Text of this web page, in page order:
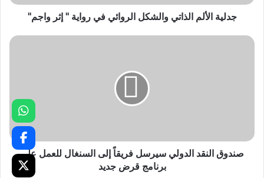
جدلية الألم الذاتي والشكل الروائي في رواية " إثر واجم"
صندوق النقد الدولي سيرسل فريقاً إلى السنغال للعمل على
برنامج قرض جديد